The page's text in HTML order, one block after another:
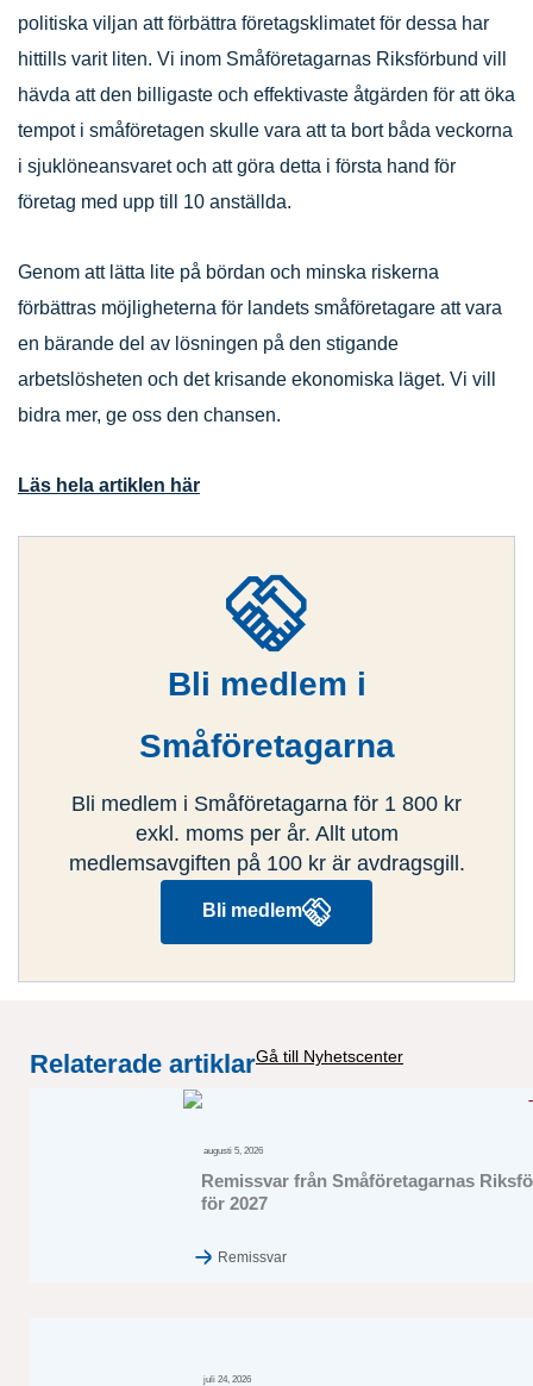
politiska viljan att förbättra företagsklimatet för dessa har
hittills varit liten. Vi inom Småföretagarnas Riksförbund vill
hävda att den billigaste och effektivaste åtgärden för att öka
tempot i småföretagen skulle vara att ta bort båda veckorna
i sjuklöneansvaret och att göra detta i första hand för
företag med upp till 10 anställda.
Genom att lätta lite på bördan och minska riskerna
förbättras möjligheterna för landets småföretagare att vara
en bärande del av lösningen på den stigande
arbetslösheten och det krisande ekonomiska läget. Vi vill
bidra mer, ge oss den chansen.
Läs hela artiklen här
Bli medlem i
Småföretagarna
Bli medlem i Småföretagarna för 1 800 kr
exkl. moms per år. Allt utom
medlemsavgiften på 100 kr är avdragsgill.
Bli medlem
Relaterade artiklarGå till Nyhetscenter
augusti 5, 2026
Remissvar från Småföretagarnas
för 2027
Remissvar
juli 24, 2026